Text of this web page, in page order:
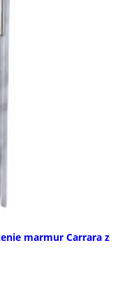
marmur Carrara z